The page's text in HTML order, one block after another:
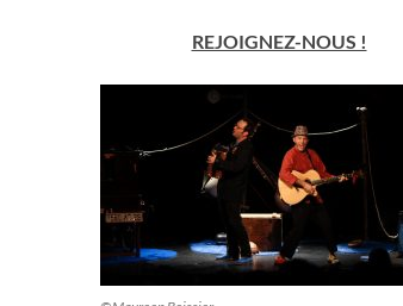
REJOIGNEZ-NOUS !